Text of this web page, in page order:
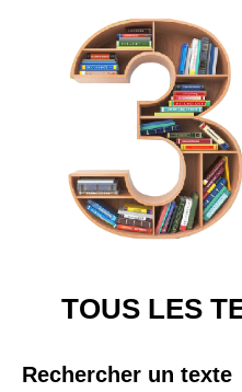
TOUS LES
Rechercher un texte